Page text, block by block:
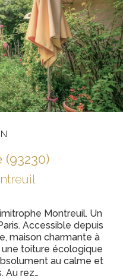
(93230)
Montreuil. Un
Accessible depuis
maison charmante à
toiture écologique
au calme et
Au rez…